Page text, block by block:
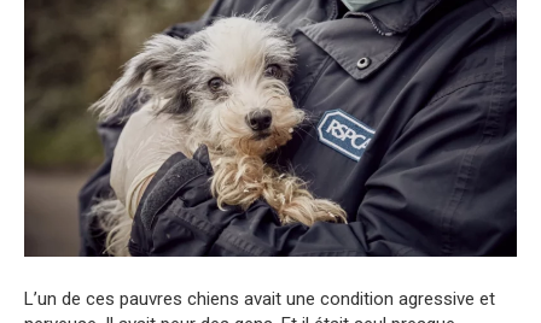
L’un de ces pauvres chiens avait une condition agressive et